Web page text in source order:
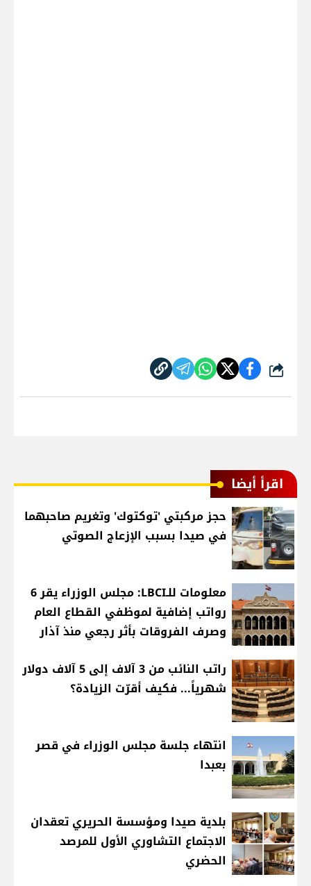
شارك
اقرأ أيضا
حجز مركبتي 'توكتوك' وتغريم صاحبهما
في صيدا بسبب الإزعاج الصوتي
معلومات للـLBCI: مجلس الوزراء يقر 6
رواتب إضافية لموظفي القطاع العام
وصرف الفروقات بأثر رجعي منذ آذار
راتب النائب من 3 آلاف إلى 5 آلاف دولار
شهرياً... فكيف أقرّت الزيادة؟
انتهاء جلسة مجلس الوزراء في قصر
بعبدا
بلدية صيدا ومؤسسة الحريري تعقدان
الاجتماع التشاوري الأول للمرصد
الحضري